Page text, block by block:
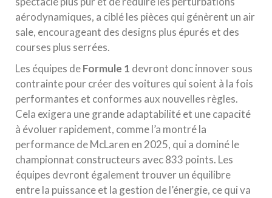
aérodynamiques, a ciblé les pièces qui génèrent un air
sale, encourageant des designs plus épurés et des
courses plus serrées.
Les équipes deFormule 1 devront donc innover sous
contrainte pour créer des voitures qui soient à la fois
performantes et conformes aux nouvelles règles.
Cela exigera une grande adaptabilité et une capacité
à évoluer rapidement, comme l’a montré la
performance de McLaren en 2025, qui a dominé le
championnat constructeurs avec 833 points. Les
équipes devront également trouver un équilibre
entre la puissance et la gestion de l’énergie, ce qui va